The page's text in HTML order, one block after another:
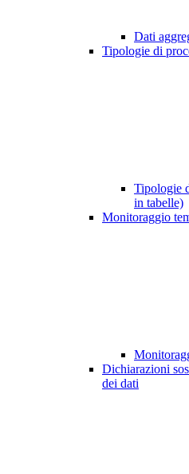
Dati
Tipologie di
Tipologie
in tabelle)
Monitoraggio
Dichiarazioni
dei dati